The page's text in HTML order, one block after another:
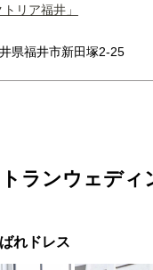
リア福井」
県福井市新田塚2-25
ランウェディ
れドレス